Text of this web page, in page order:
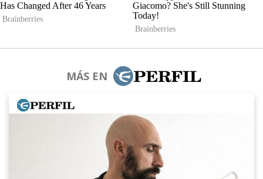
MÁS EN